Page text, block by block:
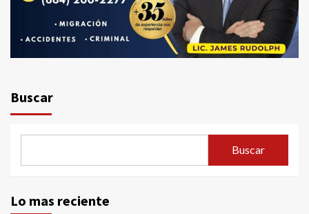
Buscar
Buscar
Lo mas reciente